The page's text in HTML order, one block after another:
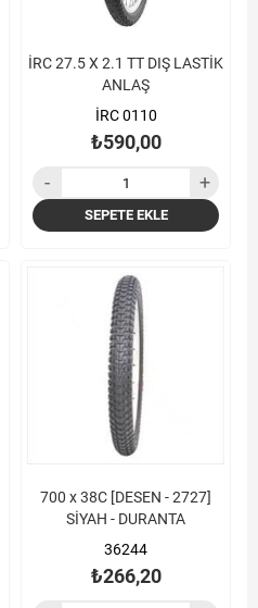
İRC 27.5 X 2.1 TT DIŞ LASTİK
ANLAŞ
İRC 0110
₺590,00
SEPETE EKLE
700 x 38C [DESEN - 2727]
SİYAH - DURANTA
36244
₺266,20